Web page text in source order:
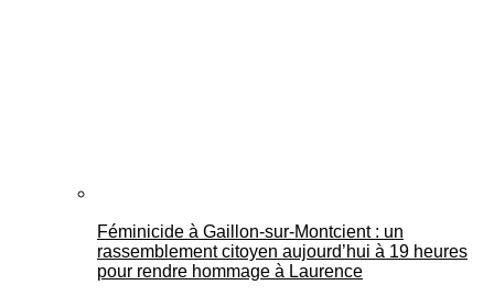
Féminicide à Gaillon‑sur‑Montcient : un
rassemblement citoyen aujourd’hui à 19 heures
pour rendre hommage à Laurence